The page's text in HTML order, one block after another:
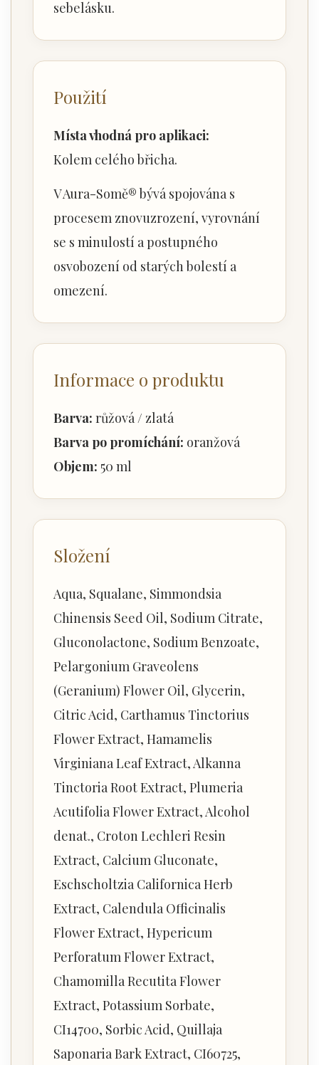
sebelásku.
Použití
Místa vhodná pro aplikaci:
Kolem celého břicha.
V Aura-Somě® bývá spojována s
procesem znovuzrození, vyrovnání
se s minulostí a postupného
osvobození od starých bolestí a
omezení.
Informace o produktu
Barva: růžová / zlatá
Barva po promíchání: oranžová
Objem: 50 ml
Složení
Aqua, Squalane, Simmondsia
Chinensis Seed Oil, Sodium Citrate,
Gluconolactone, Sodium Benzoate,
Pelargonium Graveolens
(Geranium) Flower Oil, Glycerin,
Citric Acid, Carthamus Tinctorius
Flower Extract, Hamamelis
Virginiana Leaf Extract, Alkanna
Tinctoria Root Extract, Plumeria
Acutifolia Flower Extract, Alcohol
denat., Croton Lechleri Resin
Extract, Calcium Gluconate,
Eschscholtzia Californica Herb
Extract, Calendula Officinalis
Flower Extract, Hypericum
Perforatum Flower Extract,
Chamomilla Recutita Flower
Extract, Potassium Sorbate,
CI14700, Sorbic Acid, Quillaja
Saponaria Bark Extract, CI60725,